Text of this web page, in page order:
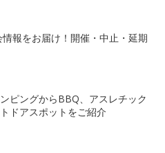
報をお届け！開催・中止・延期
ピングからBBQ、アスレチック
ドアスポットをご紹介